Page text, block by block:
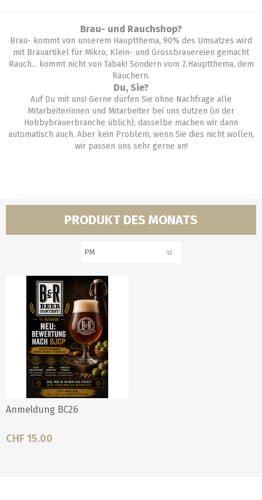
Brau- und Rauchshop?
Brau- kommt von unserem Hauptthema, 90% des Umsatzes wird
mit Brauartikel für Mikro, Klein- und Grossbrauereien gemacht
Rauch... kommt nicht von Tabak! Sondern vom 2.Hauptthema, dem
Räuchern.
Du, Sie?
Auf Du mit uns! Gerne dürfen Sie ohne Nachfrage alle
Mitarbeiterinnen und Mitarbeiter bei uns dutzen (in der
Hobbybrauerbranche üblich), dasselbe machen wir dann
automatisch auch. Aber kein Problem, wenn Sie dies nicht wollen,
wir passen uns sehr gerne an!
PRODUKT DES MONATS
Anmeldung BC26
CHF 15.00